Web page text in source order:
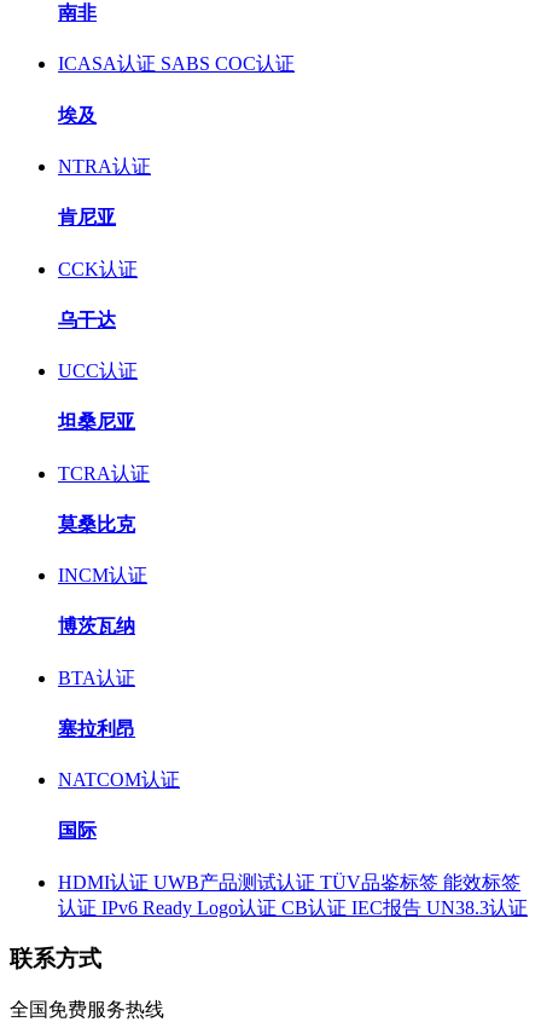
南非
ICASA认证 SABS COC认证
埃及
NTRA认证
肯尼亚
CCK认证
乌干达
UCC认证
坦桑尼亚
TCRA认证
莫桑比克
INCM认证
博茨瓦纳
BTA认证
塞拉利昂
NATCOM认证
国际
HDMI认证 UWB产品测试认证 TÜV品鉴标签 能效标签
认证 IPv6 Ready Logo认证 CB认证 IEC报告 UN38.3认证
联系方式
全国免费服务热线